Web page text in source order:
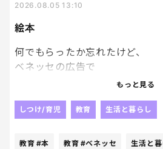
絵本
2026.08.05 13:10
何でもらったか忘れたけど、
ベネッセの広告で
どうせぺらっぺらの本が届くん
絵本大好き人間の長男にと、
もっと見る
しつけ/育児 教育 生活と暮らし
教育 #本 教育 #ベネッセ 生活と暮